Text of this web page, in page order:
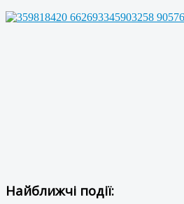
Найближчі події: